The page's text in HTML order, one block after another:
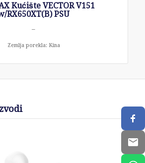
Kućište VECTOR V151
RX650XT(B) PSU
–
Zemlja porekla: Kina